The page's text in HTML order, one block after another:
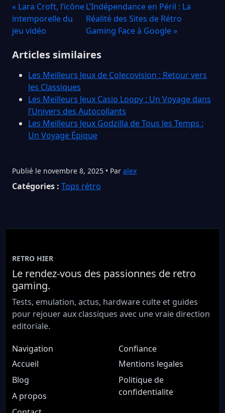
« Lara Croft, l’icône
intemporelle du
jeu vidéo
L’Indépendance en Péril : La
Réalité des Sites de Rétro
Gaming Face à Google »
Articles similaires
Les Meilleurs Jeux de Colecovision : Retour vers
les Classiques
Les Meilleurs Jeux Casio Loopy : Un Voyage dans
l’Univers des Autocollants
Les Meilleurs Jeux Godzilla de Tous les Temps :
Un Voyage Épique
Publié le novembre 8, 2025 • Par alex
Catégories : Tops rétro
RETRO HIER
Le rendez-vous des passionnes de retro
gaming.
Tests, emulation, actus, hardware culte et guides
pour rejouer aux classiques avec une vraie direction
editoriale.
Navigation
Accueil
Blog
A propos
Confiance
Mentions legales
Politique de
confidentialite